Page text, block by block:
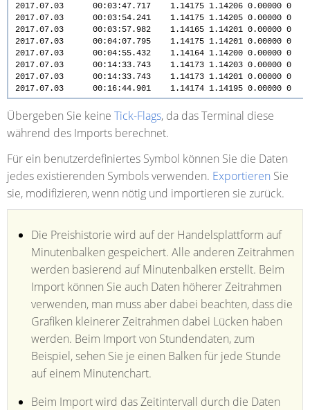
2017.07.03 00:03:47.717 1.14175 1.14206 0.00000 0
2017.07.03 00:03:54.241 1.14175 1.14205 0.00000 0
2017.07.03 00:03:57.982 1.14165 1.14201 0.00000 0
2017.07.03 00:04:07.795 1.14175 1.14201 0.00000 0
2017.07.03 00:04:55.432 1.14164 1.14200 0.00000 0
2017.07.03 00:14:33.743 1.14173 1.14203 0.00000 0
2017.07.03 00:14:33.743 1.14173 1.14201 0.00000 0
2017.07.03 00:16:44.901 1.14174 1.14195 0.00000 0
Übergeben Sie keine Tick-Flags, da das Terminal diese
während des Imports berechnet.
Für ein benutzerdefiniertes Symbol können Sie die Daten
jedes existierenden Symbols verwenden. Exportieren Sie
sie, modifizieren, wenn nötig und importieren sie zurück.
Die Preishistorie wird auf der Handelsplattform auf
Minutenbalken gespeichert. Alle anderen Zeitrahmen
werden basierend auf Minutenbalken erstellt. Beim
Import können Sie auch Daten höherer Zeitrahmen
verwenden, man muss aber dabei beachten, dass die
Grafiken kleinerer Zeitrahmen dabei Lücken haben
werden. Beim Import von Stundendaten, zum
Beispiel, sehen Sie je einen Balken für jede Stunde
auf einem Minutenchart.
Beim Import wird das Zeitintervall durch die Daten